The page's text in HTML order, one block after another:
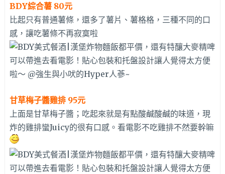
BDY綜合薯 80元
比起只有普通薯條，還多了薯片、薯格格，三種不同的口
感，讓吃薯條不再寂寞啦
甘草梅子醬雞排 95元
上面是甘草梅子醬；吃起來就是有點酸鹹酸鹹的味道，現
炸的雞排蠻Juicy的很有口感。看電影不吃雞排不然要幹嘛